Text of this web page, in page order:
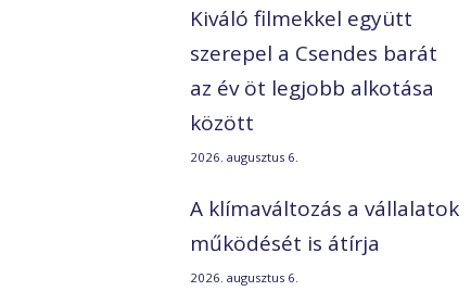
Kiváló filmekkel együtt
szerepel a Csendes barát
az év öt legjobb alkotása
között
2026. augusztus 6.
A klímaváltozás a vállalatok
működését is átírja
2026. augusztus 6.